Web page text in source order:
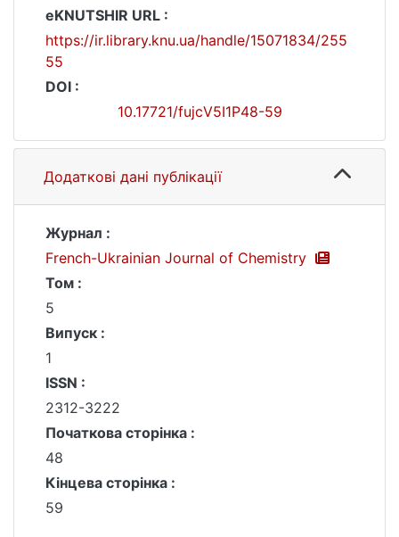
eKNUTSHIR URL :
https://ir.library.knu.ua/handle/15071834/255
55
DOI :
10.17721/fujcV5I1P48-59
Додаткові дані публікації
Журнал :
French-Ukrainian Journal of Chemistry
Том :
5
Випуск :
1
ISSN :
2312-3222
Початкова сторінка :
48
Кінцева сторінка :
59